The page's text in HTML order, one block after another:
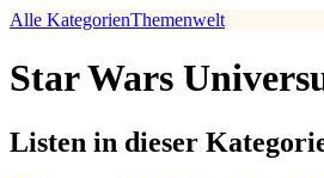
Alle KategorienThemenwelt
Star Wars
Listen in dieser